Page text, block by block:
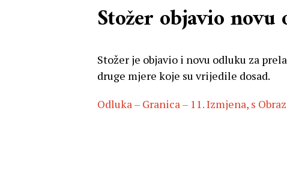
Stožer objavio
Stožer je objavio i novu odluku za
druge mjere koje su vrijedile dosad.
Odluka – Granica – 11. Izmjena, s